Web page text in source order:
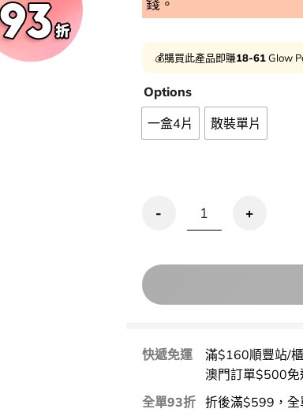
💰購買此產品即賺18-61Glow
Options
一盒4片 散裝單片
【2件再95折】
快遞免運
滿$160順豐站/
澳門訂單$500免
全單93折 折後滿$599，全